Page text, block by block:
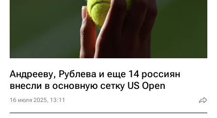
Андрееву, Рублева и еще 14 россиян
внесли в основную сетку US Open
16 июля 2025, 13:11